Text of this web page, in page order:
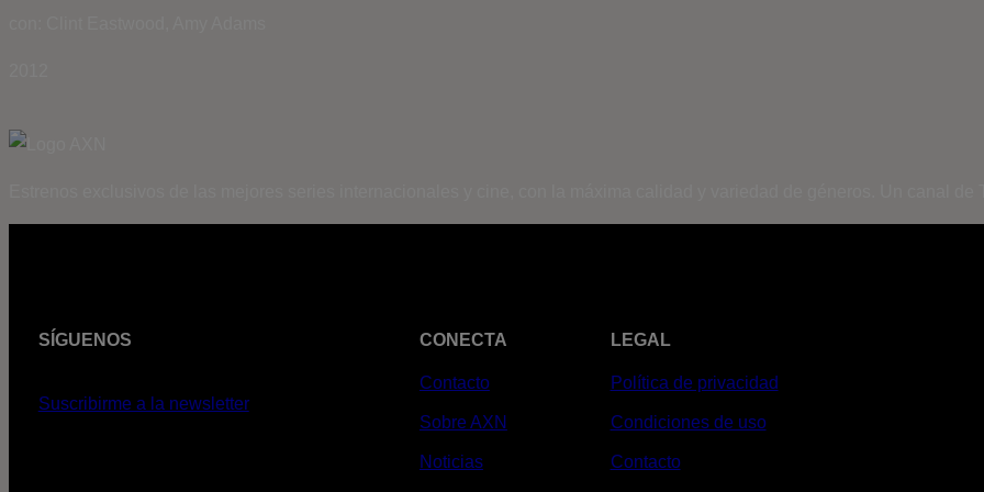
SÍGUENOS
Suscribirme a la newsletter
CONECTA
Contacto
Sobre AXN
Noticias
LEGAL
Política de privacidad
Condiciones de uso
Contacto